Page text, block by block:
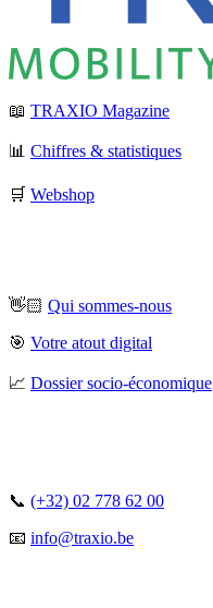
📖 TRAXIO Magazine
📊 Chiffres & statistiques
🛒 Webshop
👋🏻 Qui sommes-nous
🎯 Votre atout digital
📈 Dossier socio-économique
📞 (+32) 02 778 62 00
📧 info@traxio.be